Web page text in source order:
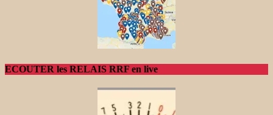
ECOUTER les RELAIS RRF en live